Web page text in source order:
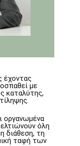
έχοντας
με
καταλύτης,
οργανωμένα
όλη
διάθεση, τη
ταφή των